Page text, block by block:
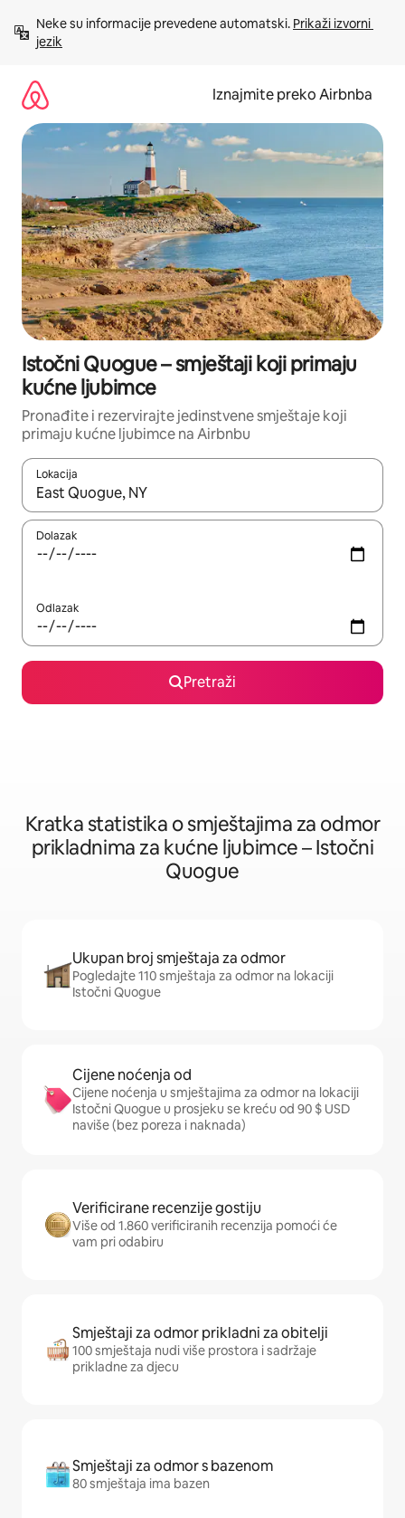
sadržaj
Neke su informacije prevedene automatski. Prikaži izvorni
jezik
Iznajmite preko Airbnba
Istočni Quogue – smještaji koji primaju
kućne ljubimce
Pronađite i rezervirajte jedinstvene smještaje koji
primaju kućne ljubimce na Airbnbu
Lokacija
Kada budu dostupni rezultati, moći ćete ih pregledati
Dolazak
Odlazak
Pretraži
Kratka statistika o smještajima za odmor
prikladnima za kućne ljubimce – Istočni
Quogue
Ukupan broj smještaja za odmor
Pogledajte 110 smještaja za odmor na lokaciji
Istočni Quogue
Cijene noćenja od
Cijene noćenja u smještajima za odmor na lokaciji
Istočni Quogue u prosjeku se kreću od 90 $ USD
naviše (bez poreza i naknada)
Verificirane recenzije gostiju
Više od 1.860 verificiranih recenzija pomoći će
vam pri odabiru
Smještaji za odmor prikladni za obitelji
100 smještaja nudi više prostora i sadržaje
prikladne za djecu
Smještaji za odmor s bazenom
80 smještaja ima bazen